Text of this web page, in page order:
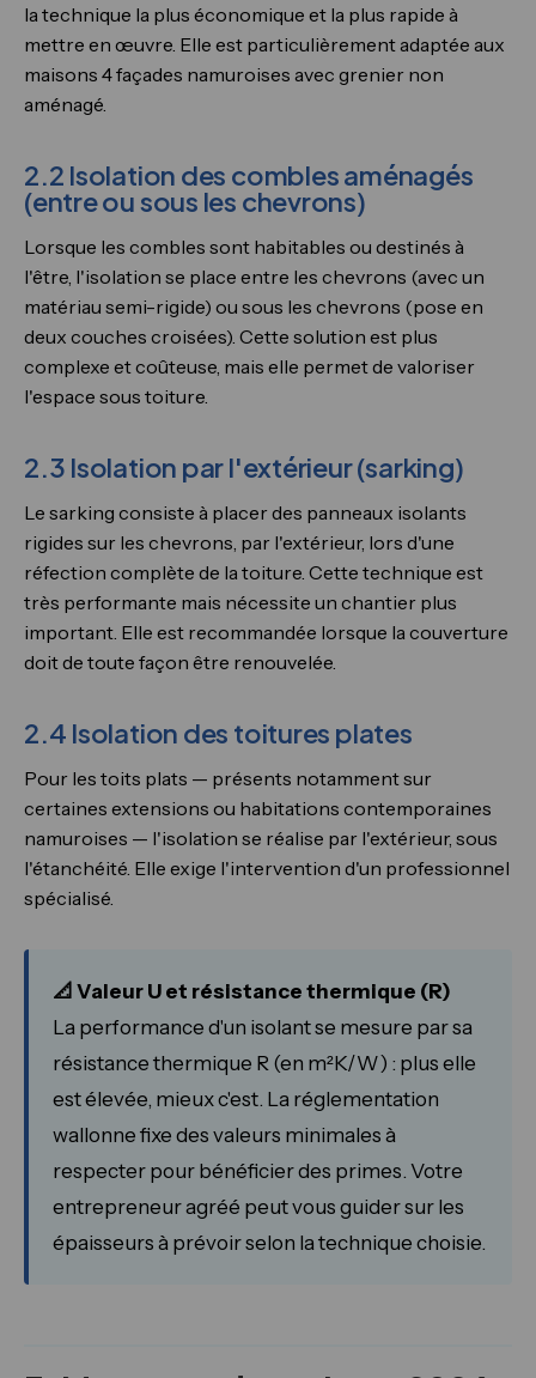
la technique la plus économique et la plus rapide à
mettre en œuvre. Elle est particulièrement adaptée aux
maisons 4 façades namuroises avec grenier non
aménagé.
2.2 Isolation des combles aménagés
(entre ou sous les chevrons)
Lorsque les combles sont habitables ou destinés à
l'être, l'isolation se place entre les chevrons (avec un
matériau semi-rigide) ou sous les chevrons (pose en
deux couches croisées). Cette solution est plus
complexe et coûteuse, mais elle permet de valoriser
l'espace sous toiture.
2.3 Isolation par l'extérieur (sarking)
Le sarking consiste à placer des panneaux isolants
rigides sur les chevrons, par l'extérieur, lors d'une
réfection complète de la toiture. Cette technique est
très performante mais nécessite un chantier plus
important. Elle est recommandée lorsque la couverture
doit de toute façon être renouvelée.
2.4 Isolation des toitures plates
Pour les toits plats — présents notamment sur
certaines extensions ou habitations contemporaines
namuroises — l'isolation se réalise par l'extérieur, sous
l'étanchéité. Elle exige l'intervention d'un professionnel
spécialisé.
📐 Valeur U et résistance thermique (R)
La performance d'un isolant se mesure par sa
résistance thermique R (en m²K/W) : plus elle
est élevée, mieux c'est. La réglementation
wallonne fixe des valeurs minimales à
respecter pour bénéficier des primes. Votre
entrepreneur agréé peut vous guider sur les
épaisseurs à prévoir selon la technique choisie.